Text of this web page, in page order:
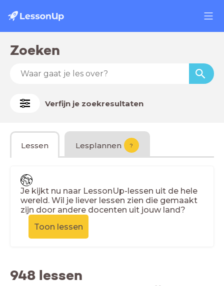
Zoeken
Verfijn je zoekresultaten
Lessen Lesplannen ?
Je kijkt nu naar LessonUp-lessen uit de hele
wereld. Wil je liever lessen zien die gemaakt
zijn door andere docenten uit jouw land?
Toon lessen
948 lessen